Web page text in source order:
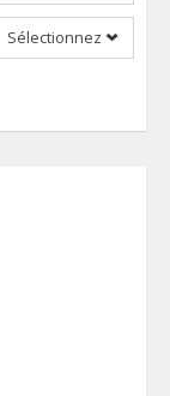
Sélectionnez